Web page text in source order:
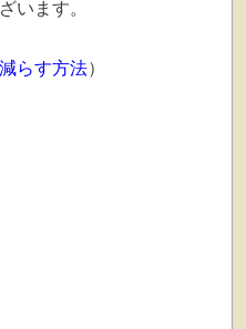
います。
らす方法）